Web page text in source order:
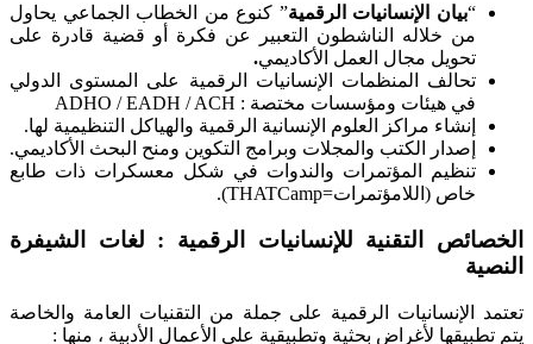
“بيان الإنسانيات الرقمية” كنوع من الخطاب الجماعي يحاول
من خلاله الناشطون التعبير عن فكرة أو قضية قادرة على
تحويل مجال العمل الأكاديمي.
تحالف المنظمات الإنسانيات الرقمية على المستوى الدولي
في هيئات ومؤسسات مختصة : ADHO / EADH / ACH
إنشاء مراكز العلوم الإنسانية الرقمية والهياكل التنظيمية لها.
إصدار الكتب والمجلات وبرامج التكوين ومنح البحث الأكاديمي.
تنظيم المؤتمرات والندوات في شكل معسكرات ذات طابع
خاص (اللامؤتمرات=THATCamp).
الخصائص التقنية للإنسانيات الرقمية : لغات الشيفرة
النصية
تعتمد الإنسانيات الرقمية على جملة من التقنيات العامة والخاصة
يتم تطبيقها لأغراض بحثية وتطبيقية على الأعمال الأدبية ، منها :